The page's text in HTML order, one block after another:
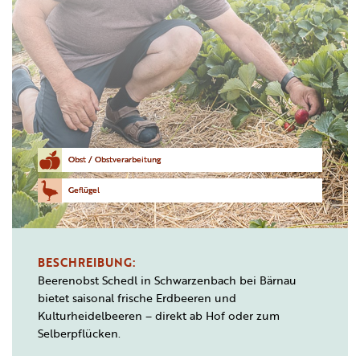
Obst / Obstverarbeitung
Geflügel
BESCHREIBUNG:
Beerenobst Schedl in Schwarzenbach bei Bärnau
bietet saisonal frische Erdbeeren und
Kulturheidelbeeren – direkt ab Hof oder zum
Selberpflücken.